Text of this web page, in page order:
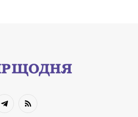
TelegramRSS